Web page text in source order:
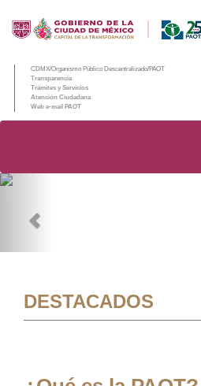
CDMX/Organismo Público Descentralizado/PAOT
Transparencia
Trámites y Servicios
Atención Ciudadana
Web e-mail PAOT
DESTACADOS